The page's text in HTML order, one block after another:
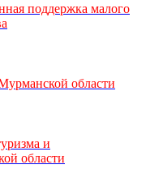
поддержка малого
области
и
области